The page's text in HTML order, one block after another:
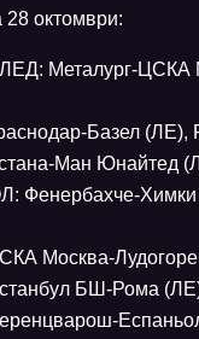
октомври:
Металург-ЦСКА
Базел (ЛЕ),
Ман Юнайтед
Фенербахче-Химки
Москва-
БШ-Рома